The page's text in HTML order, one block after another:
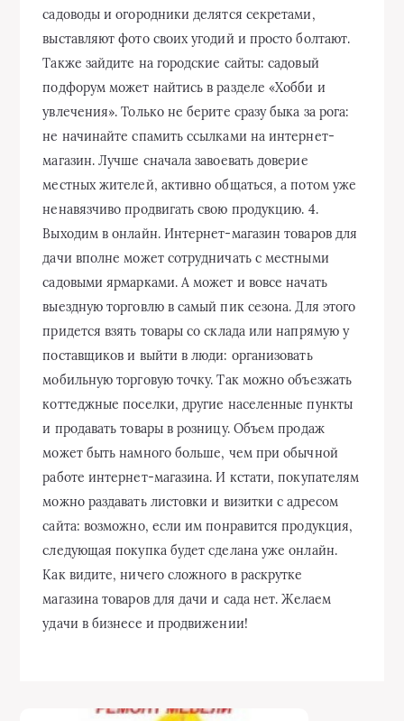
садоводы и огородники делятся секретами,
выставляют фото своих угодий и просто болтают.
Также зайдите на городские сайты: садовый
подфорум может найтись в разделе «Хобби и
увлечения». Только не берите сразу быка за рога:
не начинайте спамить ссылками на интернет-
магазин. Лучше сначала завоевать доверие
местных жителей, активно общаться, а потом уже
ненавязчиво продвигать свою продукцию. 4.
Выходим в онлайн. Интернет-магазин товаров для
дачи вполне может сотрудничать с местными
садовыми ярмарками. А может и вовсе начать
выездную торговлю в самый пик сезона. Для этого
придется взять товары со склада или напрямую у
поставщиков и выйти в люди: организовать
мобильную торговую точку. Так можно объезжать
коттеджные поселки, другие населенные пункты
и продавать товары в розницу. Объем продаж
может быть намного больше, чем при обычной
работе интернет-магазина. И кстати, покупателям
можно раздавать листовки и визитки с адресом
сайта: возможно, если им понравится продукция,
следующая покупка будет сделана уже онлайн.
Как видите, ничего сложного в раскрутке
магазина товаров для дачи и сада нет. Желаем
удачи в бизнесе и продвижении!